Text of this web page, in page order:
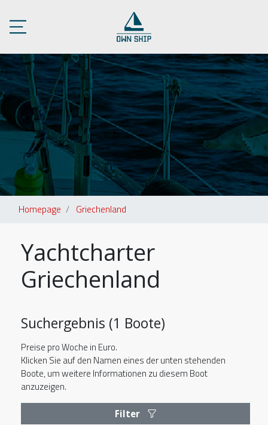
Homepage Griechenland
Yachtcharter
Griechenland
Suchergebnis (1 Boote)
Preise pro Woche in Euro.
Klicken Sie auf den Namen eines der unten stehenden
Boote, um weitere Informationen zu diesem Boot
anzuzeigen.
Filter